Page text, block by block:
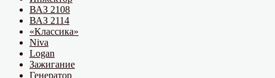
ВАЗ 2108
ВАЗ 2114
«Классика»
Niva
Logan
Зажигание
Генератор